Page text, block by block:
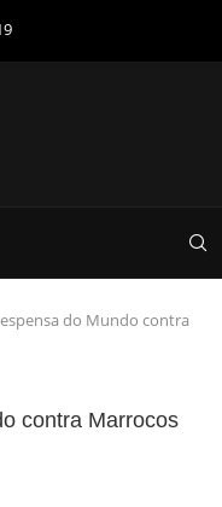
do Mundo contra
contra Marrocos